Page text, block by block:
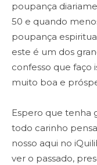
poupança
50 e quando
poupança
este é um dos
confesso que faço
muito boa e
Espero que tenha
todo carinho
nosso aqui no
ver o passado,